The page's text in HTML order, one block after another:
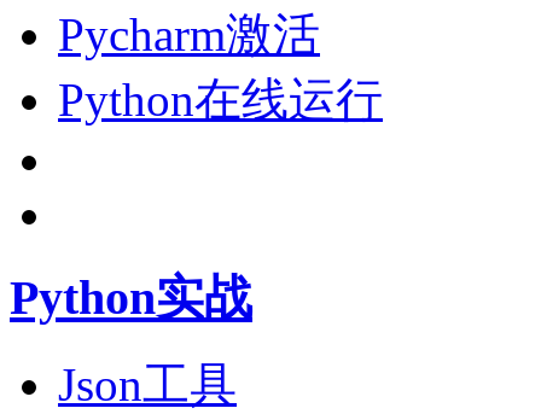
Pycharm激活
Python在线运行
Python实战
Json工具